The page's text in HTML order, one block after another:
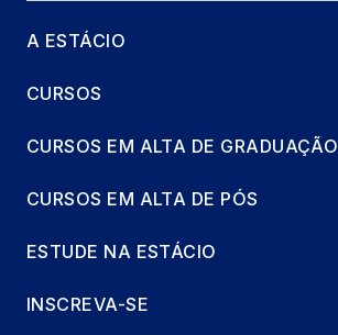
A ESTÁCIO
CURSOS
CURSOS EM ALTA DE GRADUAÇÃO
CURSOS EM ALTA DE PÓS
ESTUDE NA ESTÁCIO
INSCREVA-SE